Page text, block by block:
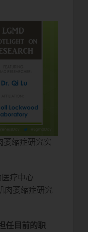
萎缩症研究实
疗中心
萎缩症研究
任目前的职